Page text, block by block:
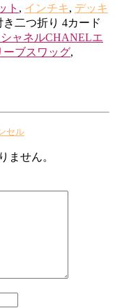
ト , インチキ, デッキ
二つ折り 4カード
ャネルCHANELエ
ーブスワッグ,
セル
ません。